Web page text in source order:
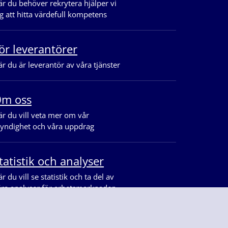
du behöver rekrytera hjälper vi
att hitta värdefull kompetens
leverantörer
du är leverantör av våra tjänster
oss
du vill veta mer om vår
och våra uppdrag
och analyser
du vill se statistik och ta del av
analyser för arbetsmarknaden